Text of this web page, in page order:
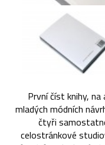
První číst knihy,
mladých módních
čtyři
celostránkové